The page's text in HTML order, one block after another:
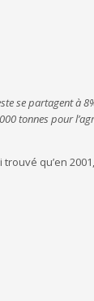
se partagent à
tonnes pour
qu’en